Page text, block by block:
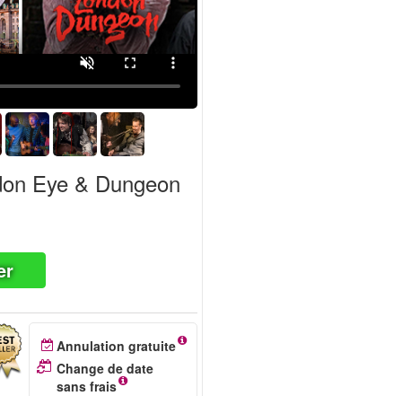
Eye & Dungeon
Annulation gratuite
Change de date
sans frais